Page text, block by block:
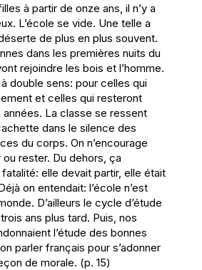
à partir de onze ans, il n’y a
L’école se vide. Une telle a
de plus en plus souvent.
dans les premières nuits du
rejoindre les bois et l’homme.
double sens: pour celles qui
et celles qui resteront
La classe se ressent
dans le silence des
du corps. On n’encourage
rester. Du dehors, ça
elle devait partir, elle était
on entendait: l’école n’est
D’ailleurs le cycle d’étude
ans plus tard. Puis, nos
l’étude des bonnes
parler français pour s’adonner
de morale. (p. 15)